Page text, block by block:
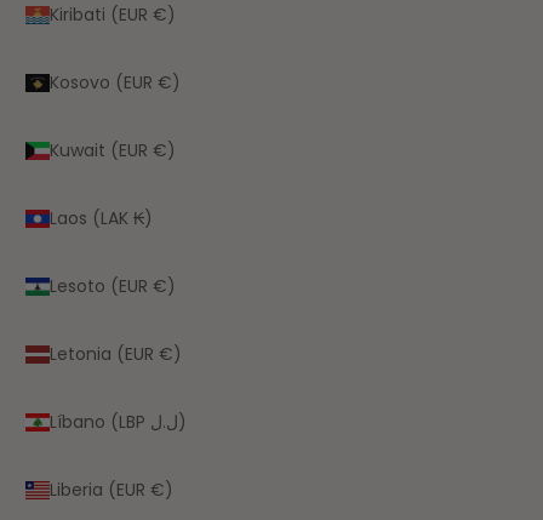
Kiribati (EUR €)
Kosovo (EUR €)
Kuwait (EUR €)
Laos (LAK ₭)
Lesoto (EUR €)
Letonia (EUR €)
Líbano (LBP ل.ل)
Liberia (EUR €)